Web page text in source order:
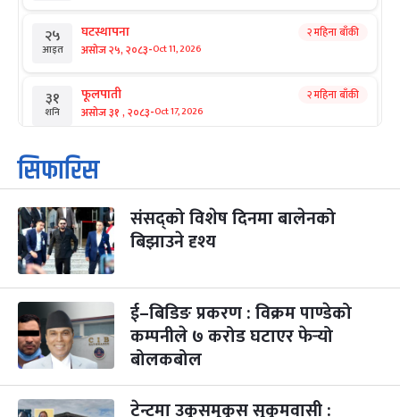
२५
आइत
घटस्थापना
असोज २५, २०८३-Oct 11, 2026
२ महिना बाँकी
३१
शनि
फूलपाती
असोज ३१ , २०८३-Oct 17, 2026
२ महिना बाँकी
१
आइत
कार्तिक सङ्क्रान्ति
कार्तिक १, २०८३
३
मंगल
महानवमी
कार्तिक ३, २०८३-Oct 20, 2026
२ महिना बाँकी
४
बुध कार्तिक ४, २०८३ -Oct 21, 2026
५
बिहि
पापा‌ङ्कुशा एकादशी व्रत
कार्तिक ५, २०८३-Oct 22, 2026
२ महिना बाँकी
२२ कुकुर तिहार ३ महिना बाँकी
सिफारिस
संसद्को विशेष दिनमा बालेनको
बिझाउने दृश्य
ई–बिडिङ प्रकरण : विक्रम पाण्डेको
कम्पनीले ७ करोड घटाएर फेर्‍यो
बोलकबोल